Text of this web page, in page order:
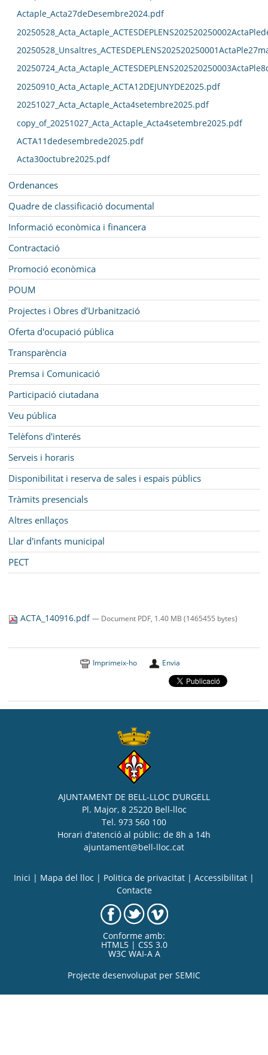
Actaple_Acta27deDesembre2024.pdf
20250910_Acta_Actaple_ACTA12DEJUNYDE2025.pdf
20251027_Acta_Actaple_Acta4setembre2025.pdf
copy_of_20251027_Acta_Actaple_Acta4setembre2025.pdf
ACTA11dedesembrede2025.pdf
Acta30octubre2025.pdf
Ordenances
Quadre de classificació documental
Informació econòmica i financera
Contractació
Promoció econòmica
POUM
Projectes i Obres d’Urbanització
Oferta d'ocupació pública
Transparència
Premsa i Comunicació
Participació ciutadana
Veu pública
Telèfons d'interés
Serveis i horaris
Disponibilitat i reserva de sales i espais públics
Tràmits presencials
Altres enllaços
Llar d'infants municipal
PECT
ACTA_140916.pdf— Document PDF, 1.40 MB (1465455 bytes)
Imprimeix-ho Envia
AJUNTAMENT DE BELL-LLOC D’URGELL
Pl. Major, 8 25220 Bell-lloc
Tel. 973 560 100
Horari d'atenció al públic: de 8h a 14h
ajuntament@bell-lloc.cat
Inici | Mapa del lloc | Politica de privacitat | Accessibilitat |
Contacte
Conforme amb:
HTML5 | CSS 3.0
W3C WAI-A A
Projecte desenvolupat per SEMIC